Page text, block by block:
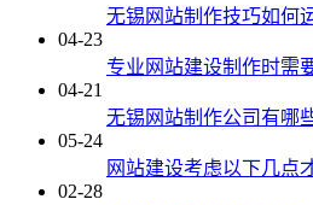
无锡网站制作技巧如何
04-23
专业网站建设制作时需
04-21
无锡网站制作公司有哪
05-24
网站建设考虑以下几点
02-28